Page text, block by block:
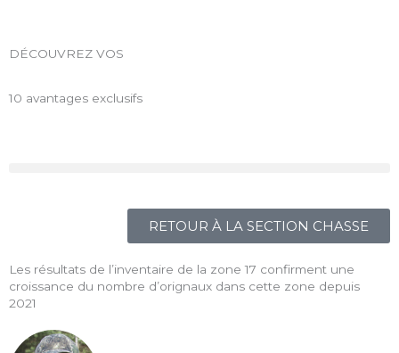
contenu
DÉCOUVREZ VOS
10 avantages exclusifs
RETOUR À LA SECTION CHASSE
Les résultats de l’inventaire de la zone 17 confirment une
croissance du nombre d’orignaux dans cette zone depuis
2021